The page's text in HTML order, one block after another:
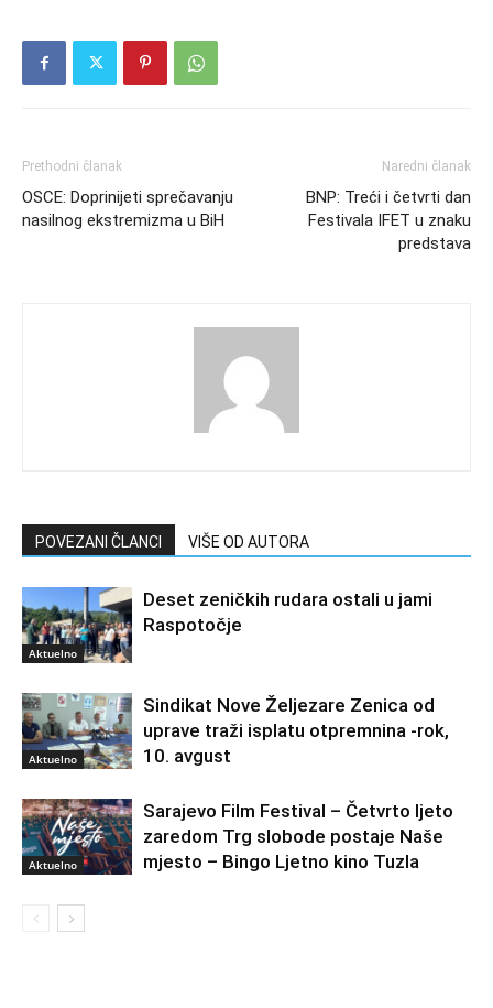
Prethodni članak
OSCE: Doprinijeti sprečavanju
nasilnog ekstremizma u BiH
Naredni članak
BNP: Treći i četvrti dan
Festivala IFET u znaku
predstava
POVEZANI ČLANCI VIŠE OD AUTORA
Aktuelno
Deset zeničkih rudara ostali u jami
Raspotočje
Aktuelno
Sindikat Nove Željezare Zenica od
uprave traži isplatu otpremnina -rok,
10. avgust
Aktuelno
Sarajevo Film Festival – Četvrto ljeto
zaredom Trg slobode postaje Naše
mjesto – Bingo Ljetno kino Tuzla